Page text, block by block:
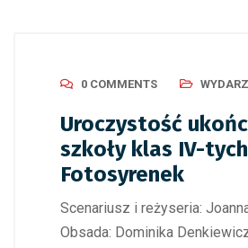
0 COMMENTS
Uroczystość
szkoły klas IV-
Fotosyrenek
Scenariusz i reżyseria:
Obsada: Dominika